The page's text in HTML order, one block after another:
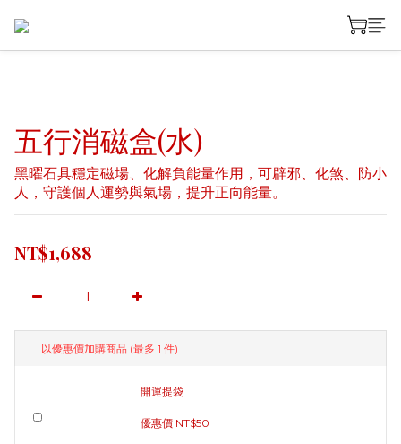
五行消磁盒(水)
黑曜石具穩定磁場、化解負能量作用，可辟邪、化煞、防小
人，守護個人運勢與氣場，提升正向能量。
NT$1,688
以優惠價加購商品 (最多 1 件)
開運提袋
優惠價 NT$50